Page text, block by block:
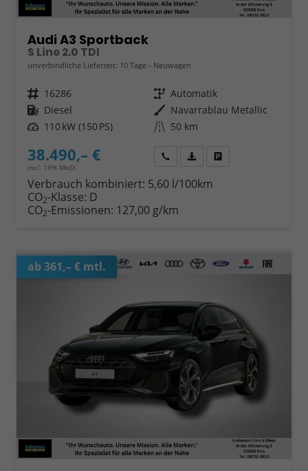
Audi A3 Sportback
S Line 2.0 TDI
unverbindliche Lieferzeit: 10 Tage Neuwagen
Fahrzeugnr. 16286 Getriebe Automatik
Kraftstoff Diesel Außenfarbe Navarrablau Metallic
Leistung 110 kW (150 PS) Kilometerstand 50 km
38.490,– €
incl. 19% MwSt.
Wir rufen Sie anFahrzeugexposé (PDF)
Verbrauch kombiniert: 5,60 l/100km
CO2-Klasse: D
CO2-Emissionen: 127,00 g/km
ab 361,– € mtl.